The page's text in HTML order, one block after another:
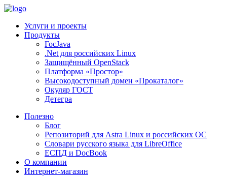
Услуги и проекты
Продукты
ГосJava
.Net для российских Linux
Защищённый OpenStack
Платформа «Простор»
Высокодоступный домен «Прокаталог»
Окуляр ГОСТ
Детегра
Полезно
Блог
Репозиторий для Astra Linux и российских ОС
Словари русского языка для LibreOffice
ЕСПД и DocBook
О компании
Интернет-магазин